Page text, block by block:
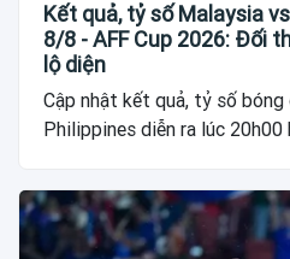
Kết quả, tỷ số Malaysia
8/8 - AFF Cup 2026: Đối
lộ diện
Cập nhật kết quả, tỷ số bóng
Philippines diễn ra lúc 20h00